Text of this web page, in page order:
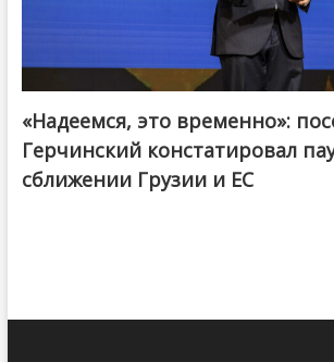
«Надеемся, это временно»:
Герчинский констатировал
сближении Грузии и ЕС